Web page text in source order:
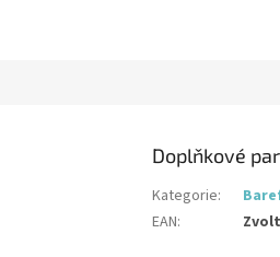
Doplňkové
Kategorie:
EAN: